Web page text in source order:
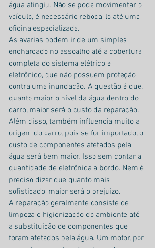
água atingiu. Não se pode movimentar o
veículo, é necessário reboca-lo até uma
oficina especializada.
As avarias podem ir de um simples
encharcado no assoalho até a cobertura
completa do sistema elétrico e
eletrônico, que não possuem proteção
contra uma inundação. A questão é que,
quanto maior o nível da água dentro do
carro, maior será o custo da reparação.
Além disso, também influencia muito a
origem do carro, pois se for importado, o
custo de componentes afetados pela
água será bem maior. Isso sem contar a
quantidade de eletrônica a bordo. Nem é
preciso dizer que quanto mais
sofisticado, maior será o prejuízo.
A reparação geralmente consiste de
limpeza e higienização do ambiente até
a substituição de componentes que
foram afetados pela água. Um motor, por